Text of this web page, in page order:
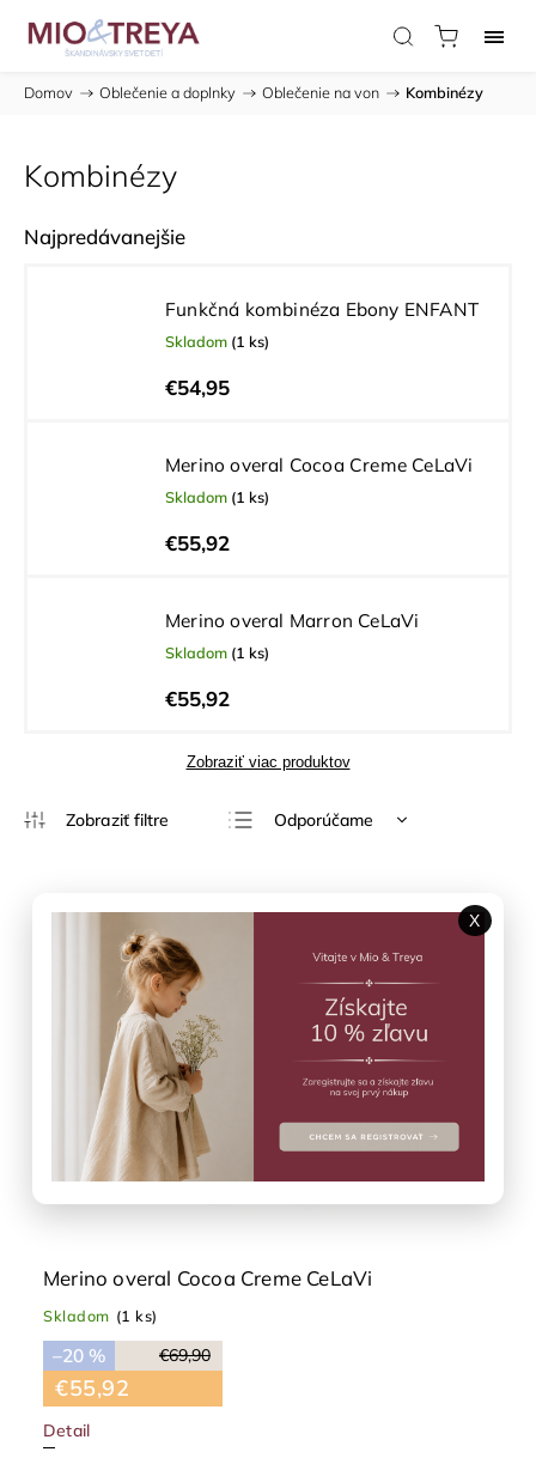
Domov / Oblečenie a doplnky / Oblečenie na von / Kombinézy
Kombinézy
Najpredávanejšie
Funkčná kombinéza Ebony ENFANT
Skladom (1 ks)
€54,95
Merino overal Cocoa Creme CeLaVi
Skladom (1 ks)
€55,92
Merino overal Marron CeLaVi
Skladom (1 ks)
€55,92
Zobraziť viac produktov
Odporúčame
Výpredaj
Merino overal Cocoa Creme CeLaVi
Skladom (1 ks)
€69,90
–20 %
€55,92
Detail
X